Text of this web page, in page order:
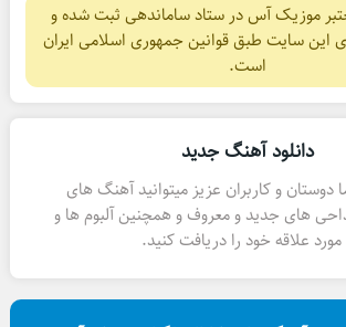
موزیک آس در ستاد ساماندهی ثبت شده و
این سایت طبق قوانین جمهوری اسلامی ایران
است.
دانلود آهنگ جدید
و کاربران عزیز میتوانید آهنگ های
های جدید و معروف و همچنین آلبوم ها و
علاقه خود را دریافت کنید.